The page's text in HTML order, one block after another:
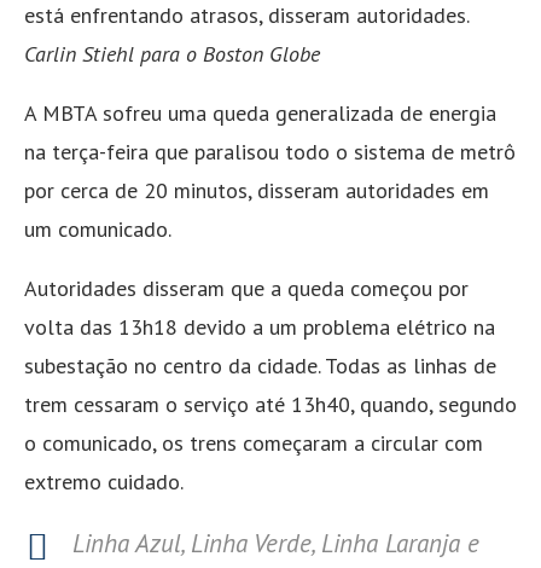
está enfrentando atrasos, disseram autoridades.
Carlin Stiehl para o Boston Globe
A MBTA sofreu uma queda generalizada de energia
na terça-feira que paralisou todo o sistema de metrô
por cerca de 20 minutos, disseram autoridades em
um comunicado.
Autoridades disseram que a queda começou por
volta das 13h18 devido a um problema elétrico na
subestação no centro da cidade. Todas as linhas de
trem cessaram o serviço até 13h40, quando, segundo
o comunicado, os trens começaram a circular com
extremo cuidado.
Linha Azul, Linha Verde, Linha Laranja e